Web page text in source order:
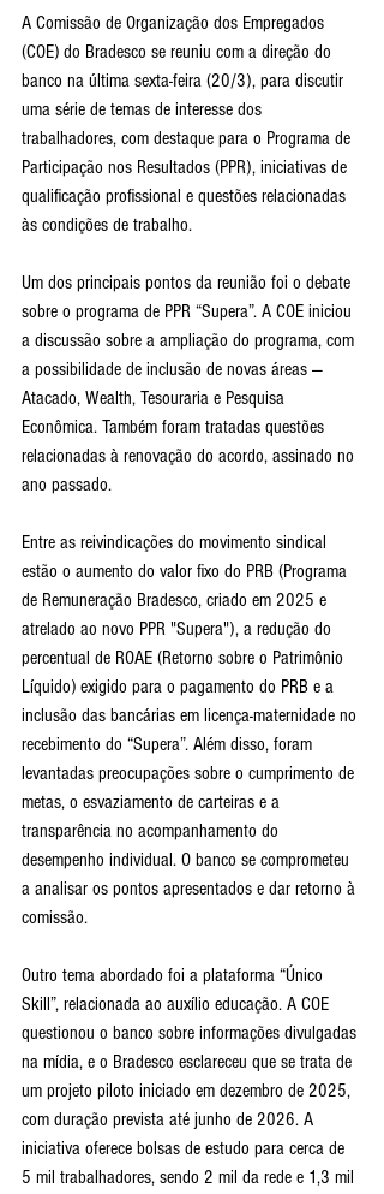
A Comissão de Organização dos Empregados
(COE) do Bradesco se reuniu com a direção do
banco na última sexta-feira (20/3), para discutir
uma série de temas de interesse dos
trabalhadores, com destaque para o Programa de
Participação nos Resultados (PPR), iniciativas de
qualificação profissional e questões relacionadas
às condições de trabalho.
Um dos principais pontos da reunião foi o debate
sobre o programa de PPR “Supera”. A COE iniciou
a discussão sobre a ampliação do programa, com
a possibilidade de inclusão de novas áreas —
Atacado, Wealth, Tesouraria e Pesquisa
Econômica. Também foram tratadas questões
relacionadas à renovação do acordo, assinado no
ano passado.
Entre as reivindicações do movimento sindical
estão o aumento do valor fixo do PRB (Programa
de Remuneração Bradesco, criado em 2025 e
atrelado ao novo PPR "Supera"), a redução do
percentual de ROAE (Retorno sobre o Patrimônio
Líquido) exigido para o pagamento do PRB e a
inclusão das bancárias em licença-maternidade no
recebimento do “Supera”. Além disso, foram
levantadas preocupações sobre o cumprimento de
metas, o esvaziamento de carteiras e a
transparência no acompanhamento do
desempenho individual. O banco se comprometeu
a analisar os pontos apresentados e dar retorno à
comissão.
Outro tema abordado foi a plataforma “Único
Skill”, relacionada ao auxílio educação. A COE
questionou o banco sobre informações divulgadas
na mídia, e o Bradesco esclareceu que se trata de
um projeto piloto iniciado em dezembro de 2025,
com duração prevista até junho de 2026. A
iniciativa oferece bolsas de estudo para cerca de
5 mil trabalhadores, sendo 2 mil da rede e 1,3 mil